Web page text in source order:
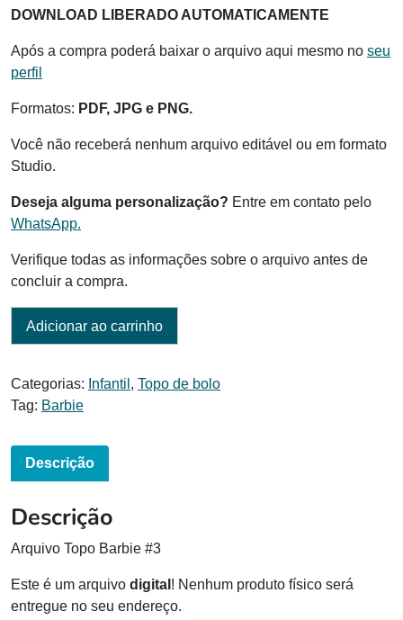
original atual
DOWNLOAD LIBERADO AUTOMATICAMENTE
Após a compra poderá baixar o arquivo aqui mesmo no seu
perfil
Formatos: PDF, JPG e PNG.
Você não receberá nenhum arquivo editável ou em formato
Studio.
Deseja alguma personalização? Entre em contato pelo
WhatsApp.
Verifique todas as informações sobre o arquivo antes de
concluir a compra.
Adicionar ao carrinho
Categorias: Infantil , Topo de bolo
Tag: Barbie
Descrição
Descrição
Arquivo Topo Barbie #3
Este é um arquivo digital ! Nenhum produto físico será
entregue no seu endereço.